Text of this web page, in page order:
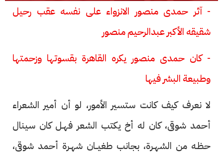
- آثر حمدى منصور الانزواء على نفسه عقب رحيل
شقيقه الأكبر عبدالرحيم منصور
- كان حمدى منصور يكره القاهرة بقسوتها وزحمتها
وطبيعة البشر فيها
لا نعرف كيف كانت ستسير الأمور، لو أن أمير الشعراء
أحمد شوقى، كان له أخ يكتب الشعر فهـل كان سينال
حظـه من الشهـرة، بجانب طغيــان شهـرة أحمد شوقى،